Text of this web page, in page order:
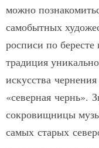
можно
самобытных
росписи по бересте
традиция
искусства
«северная чернь».
сокровищницы
самых старых